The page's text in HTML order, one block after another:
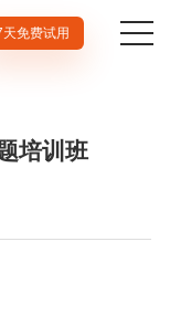
天免费试用
培训班